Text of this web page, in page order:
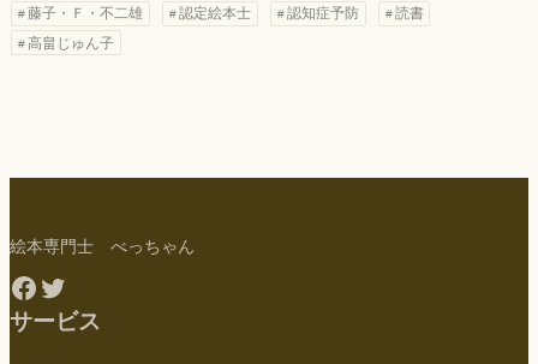
藤子・Ｆ・不二雄
認定絵本士 認知症予防
読書
高畠じゅん子
絵本専門士 べっちゃん
Facebook
Twitter
サービス